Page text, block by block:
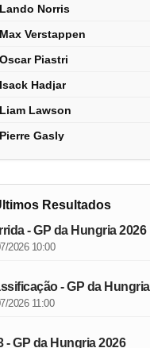
Lando Norris
Max Verstappen
Oscar Piastri
Isack Hadjar
Liam Lawson
Pierre Gasly
Resultados
- GP da Hungria 2026
2026 10:00
- GP da
2026 11:00
- GP da Hungria 2026